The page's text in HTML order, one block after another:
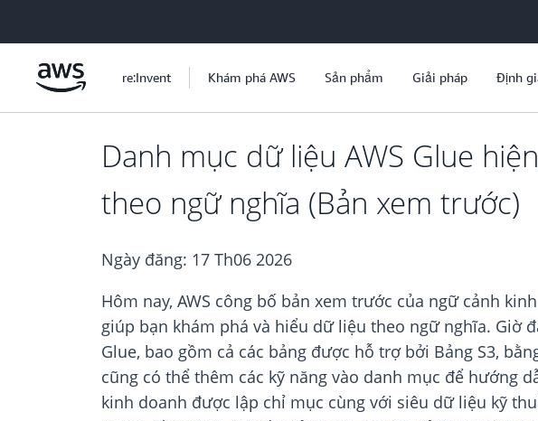
re:Invent Khám phá AWS Sản phẩm Giải pháp Định
Danh mục dữ liệu AWS Glue
theo ngữ nghĩa (Bản xem trước)
Ngày đăng: 17 Th06 2026
Hôm nay, AWS công bố bản xem trước của ngữ cảnh
giúp bạn khám phá và hiểu dữ liệu theo ngữ nghĩa. Giờ
Glue, bao gồm cả các bảng được hỗ trợ bởi Bảng S3,
cũng có thể thêm các kỹ năng vào danh mục để hướng
kinh doanh được lập chỉ mục cùng với siêu dữ liệu kỹ